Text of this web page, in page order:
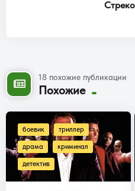
персонажи, поняв, что он
18 похожие публикации
Похожие
боевик триллер
драма криминал
детектив